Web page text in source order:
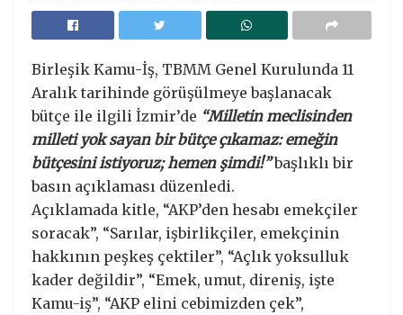
Birleşik Kamu-İş, TBMM Genel Kurulunda 11
Aralık tarihinde görüşülmeye başlanacak
bütçe ile ilgili İzmir’de “Milletin meclisinden
milleti yok sayan bir bütçe çıkamaz: emeğin
bütçesini istiyoruz; hemen şimdi!”başlıklı bir
basın açıklaması düzenledi.
Açıklamada kitle, “AKP’den hesabı emekçiler
soracak”, “Sarılar, işbirlikçiler, emekçinin
hakkının peşkeş çektiler”, “Açlık yoksulluk
kader değildir”, “Emek, umut, direniş, işte
Kamu-iş”, “AKP elini cebimizden çek”,